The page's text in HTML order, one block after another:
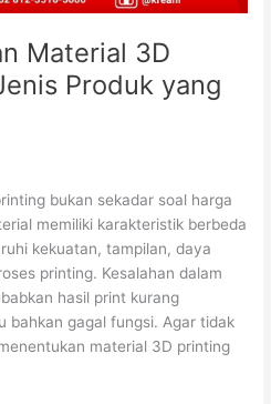
Material 3D
Produk yang
bukan sekadar soal harga
memiliki karakteristik berbeda
kekuatan, tampilan, daya
printing. Kesalahan dalam
hasil print kurang
bahkan gagal fungsi. Agar tidak
material 3D printing